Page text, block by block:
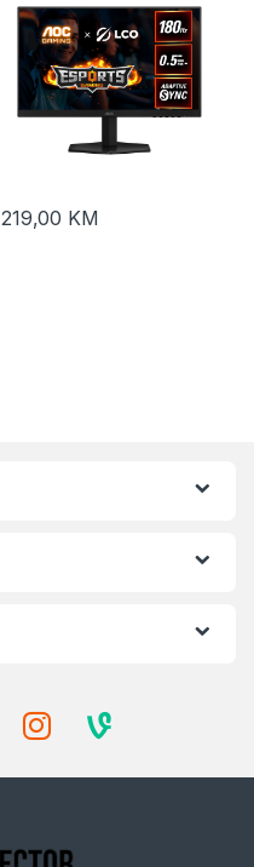
1000:1 HDMI 2.0,
DisplayPort 1.4, Tilt VESA
219,00 KM